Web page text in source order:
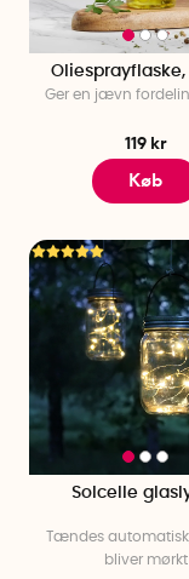
Oliesprayflaske,
Ger en jævn
119 kr
Køb
Solcelle
Tændes
bliver mørkt